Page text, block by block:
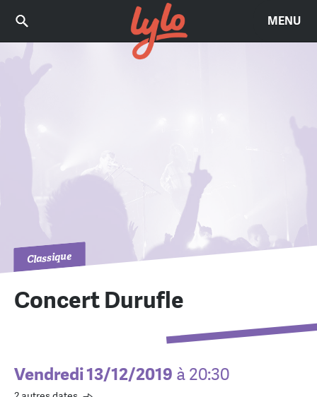
MENU
Classique
Concert Durufle
Vendredi 13/12/2019 à 20:30